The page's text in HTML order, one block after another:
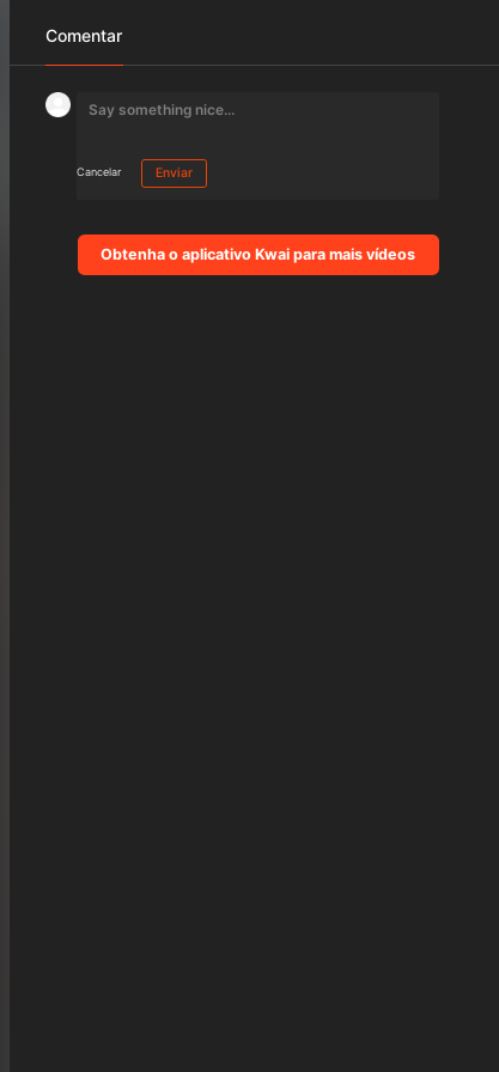
Comentar
Cancelar Enviar
Obtenha o aplicativo Kwai para mais vídeos